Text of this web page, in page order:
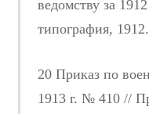
ведомству за
типография,
20 Приказ по
1913 г. № 410 //